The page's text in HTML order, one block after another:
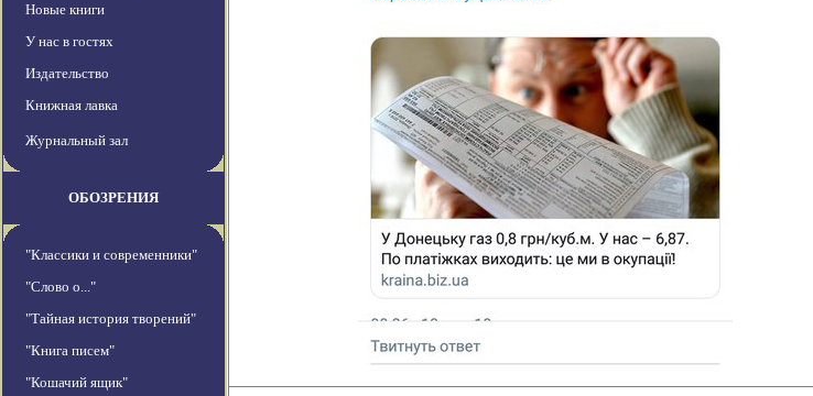
Новые книги
У нас в гостях
Издательство
Книжная лавка
Журнальный зал
ОБОЗРЕНИЯ
"Классики и современники"
"Слово о..."
"Тайная история творений"
"Книга писем"
"Кошачий ящик"